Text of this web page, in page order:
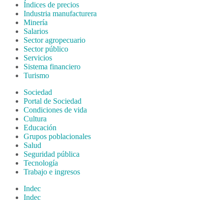
Índices de precios
Industria manufacturera
Minería
Salarios
Sector agropecuario
Sector público
Servicios
Sistema financiero
Turismo
Sociedad
Portal de Sociedad
Condiciones de vida
Cultura
Educación
Grupos poblacionales
Salud
Seguridad pública
Tecnología
Trabajo e ingresos
Indec
Indec